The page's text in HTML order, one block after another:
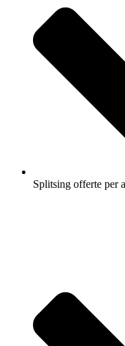
Splitsing offerte per